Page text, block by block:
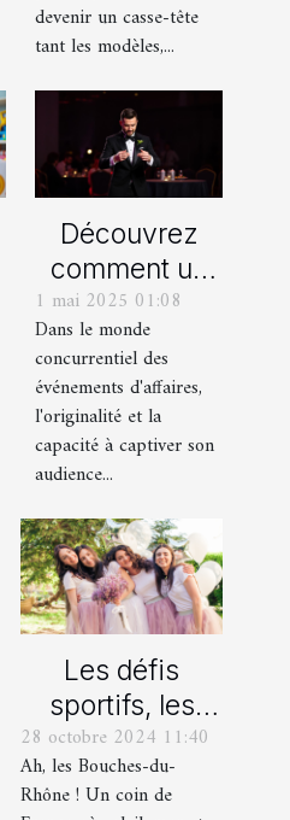
devenir un casse-tête
tant les modèles,...
Découvrez
comment un
spectacle de
magie
transforme les
événements
professionnels
1 mai 2025 01:08
Dans le monde
concurrentiel des
événements d'affaires,
l'originalité et la
capacité à captiver son
audience...
Les défis
sportifs, les
incontournables
de toute
organisation
28 octobre 2024 11:40
Ah, les Bouches-du-
Rhône ! Un coin de